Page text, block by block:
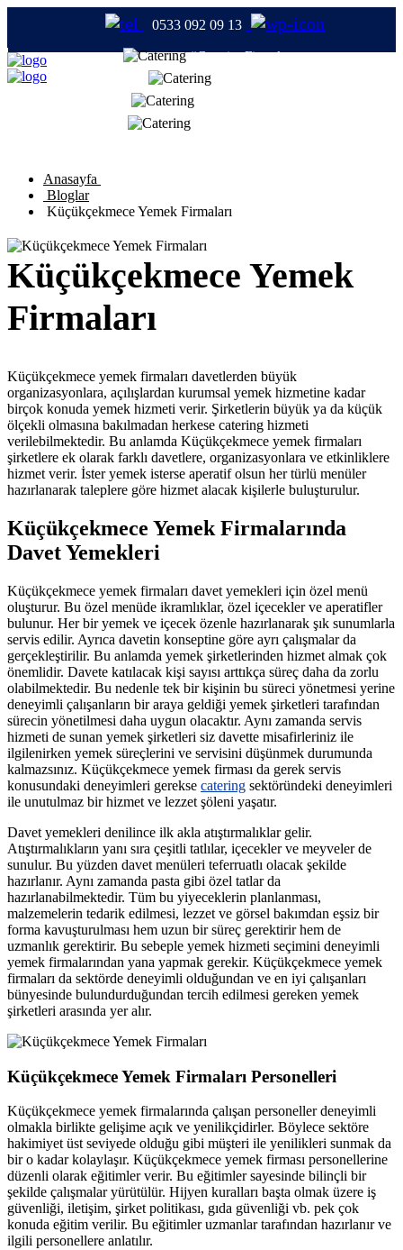
0533 092 09 13
#CateringFirmaları
Anasayfa
Bloglar
Küçükçekmece Yemek Firmaları
Küçükçekmece Yemek
Firmaları
Küçükçekmece yemek firmaları davetlerden büyük
organizasyonlara, açılışlardan kurumsal yemek hizmetine kadar
birçok konuda yemek hizmeti verir. Şirketlerin büyük ya da küçük
ölçekli olmasına bakılmadan herkese catering hizmeti
verilebilmektedir. Bu anlamda Küçükçekmece yemek firmaları
şirketlere ek olarak farklı davetlere, organizasyonlara ve etkinliklere
hizmet verir. İster yemek isterse aperatif olsun her türlü menüler
hazırlanarak taleplere göre hizmet alacak kişilerle buluşturulur.
Küçükçekmece Yemek Firmalarında
Davet Yemekleri
Küçükçekmece yemek firmaları davet yemekleri için özel menü
oluşturur. Bu özel menüde ikramlıklar, özel içecekler ve aperatifler
bulunur. Her bir yemek ve içecek özenle hazırlanarak şık sunumlarla
servis edilir. Ayrıca davetin konseptine göre ayrı çalışmalar da
gerçekleştirilir. Bu anlamda yemek şirketlerinden hizmet almak çok
önemlidir. Davete katılacak kişi sayısı arttıkça süreç daha da zorlu
olabilmektedir. Bu nedenle tek bir kişinin bu süreci yönetmesi yerine
deneyimli çalışanların bir araya geldiği yemek şirketleri tarafından
sürecin yönetilmesi daha uygun olacaktır. Aynı zamanda servis
hizmeti de sunan yemek şirketleri siz davette misafirleriniz ile
ilgilenirken yemek süreçlerini ve servisini düşünmek durumunda
kalmazsınız. Küçükçekmece yemek firması da gerek servis
konusundaki deneyimleri gerekse catering sektöründeki deneyimleri
ile unutulmaz bir hizmet ve lezzet şöleni yaşatır.
Davet yemekleri denilince ilk akla atıştırmalıklar gelir.
Atıştırmalıkların yanı sıra çeşitli tatlılar, içecekler ve meyveler de
sunulur. Bu yüzden davet menüleri teferruatlı olacak şekilde
hazırlanır. Aynı zamanda pasta gibi özel tatlar da
hazırlanabilmektedir. Tüm bu yiyeceklerin planlanması,
malzemelerin tedarik edilmesi, lezzet ve görsel bakımdan eşsiz bir
forma kavuşturulması hem uzun bir süreç gerektirir hem de
uzmanlık gerektirir. Bu sebeple yemek hizmeti seçimini deneyimli
yemek firmalarından yana yapmak gerekir. Küçükçekmece yemek
firmaları da sektörde deneyimli olduğundan ve en iyi çalışanları
bünyesinde bulundurduğundan tercih edilmesi gereken yemek
şirketleri arasında yer alır.
Küçükçekmece Yemek Firmaları Personelleri
Küçükçekmece yemek firmalarında çalışan personeller deneyimli
olmakla birlikte gelişime açık ve yenilikçidirler. Böylece sektöre
hakimiyet üst seviyede olduğu gibi müşteri ile yenilikleri sunmak da
bir o kadar kolaylaşır. Küçükçekmece yemek firması personellerine
düzenli olarak eğitimler verir. Bu eğitimler sayesinde bilinçli bir
şekilde çalışmalar yürütülür. Hijyen kuralları başta olmak üzere iş
güvenliği, iletişim, şirket politikası, gıda güvenliği vb. pek çok
konuda eğitim verilir. Bu eğitimler uzmanlar tarafından hazırlanır ve
ilgili personellere anlatılır.